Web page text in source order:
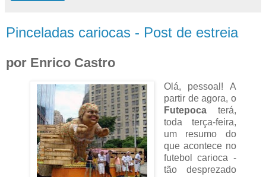
Pinceladas cariocas - Post de estreia
por Enrico Castro
Olá, pessoal! A
partir de agora, o
Futepocaterá,
toda terça-feira,
um resumo do
que acontece no
futebol carioca -
tão desprezado